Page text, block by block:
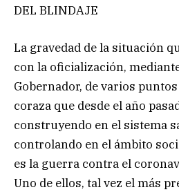
DEL BLINDAJE
La gravedad de la situación
con la oficialización,
Gobernador, de varios
coraza que desde el año
construyendo en el sistema
controlando en el ámbito
es la guerra contra el
Uno de ellos, tal vez el más